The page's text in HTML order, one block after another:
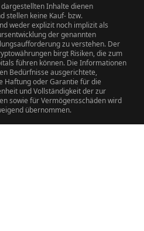
Inhalte dienen
stellen keine Kauf- bzw.
weder explizit noch implizit als
der genannten
zu verstehen. Der
birgt Risiken, die zum
führen können. Die Informationen
Bedürfnisse ausgerichtete,
Haftung oder Garantie für die
und Vollständigkeit der zur
sowie für Vermögensschäden wird
übernommen.